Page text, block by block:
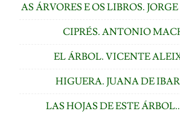
AS ÁRVORES E OS LIBROS.
CIPRÉS. ANTONIO
EL ÁRBOL. VICENTE
HIGUERA. JUANA DE
LAS HOJAS DE ESTE